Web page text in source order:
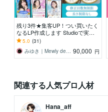
残り3件★集客UP！つい買いたく
なるLP作成します Studioで実
装！「綺麗」と「売れる」を両立
します
5.0 (31)
みゆき｜Mewly design 90,000 円
関連する人気プロ人材
Hana_aff